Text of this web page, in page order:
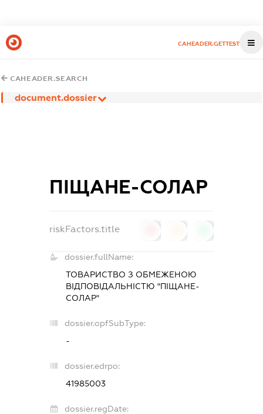
CAHEADER.GETTEST
CAHEADER.SEARCH
document.dossier
ПІЩАНЕ-СОЛАР
riskFactors.title
dossier.fullName:
ТОВАРИСТВО З ОБМЕЖЕНОЮ
ВІДПОВІДАЛЬНІСТЮ "ПІЩАНЕ-
СОЛАР"
dossier.opfSubType:
-
dossier.edrpo:
41985003
dossier.regDate: